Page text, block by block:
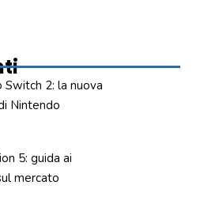
Switch 2: la nuova
Nintendo
5: guida ai
mercato